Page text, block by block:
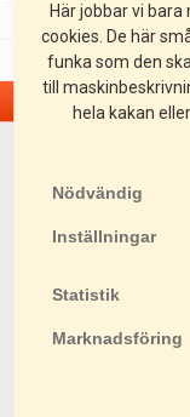
Här jobbar vi
cookies. De här
funka som den
till
hela kakan
Nödvändig
Inställningar
Statistik
Marknadsföring
Asfaltsågar
Lyftredskap
Läggningsredskap
AH-3700
PBL